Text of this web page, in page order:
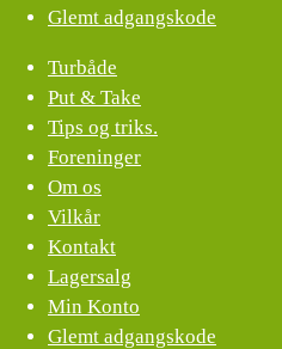
Glemt adgangskode
Turbåde
Put & Take
Tips og triks.
Foreninger
Om os
Vilkår
Kontakt
Lagersalg
Min Konto
Glemt adgangskode